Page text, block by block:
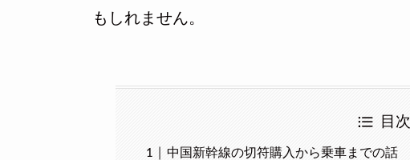
もしれません。
目次
中国新幹線の切符購入から乗車までの話